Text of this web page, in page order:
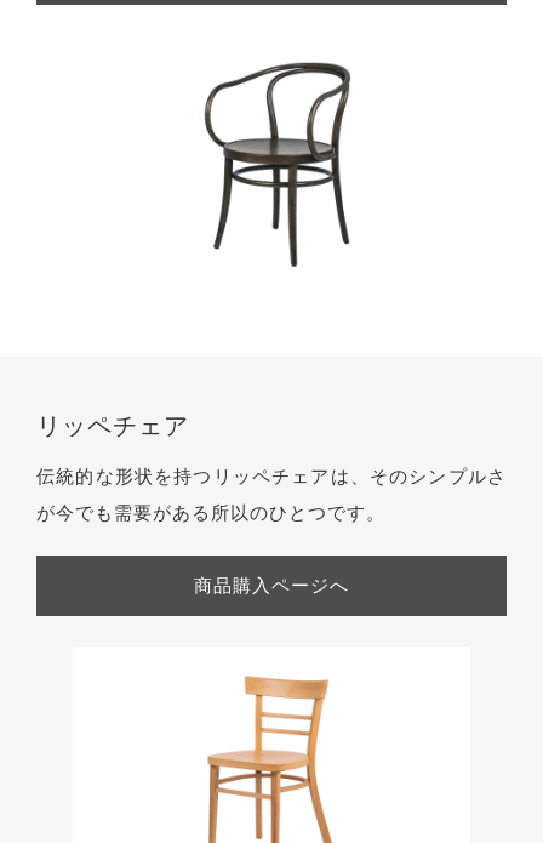
リッペチェア
伝統的な形状を持つリッペチェアは、そのシンプルさ
が今でも需要がある所以のひとつです。
商品購入ページへ